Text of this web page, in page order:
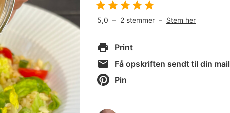
5,0 – 2 stemmer – Stem her
Print
Få opskriften sendt til din mail
Pin